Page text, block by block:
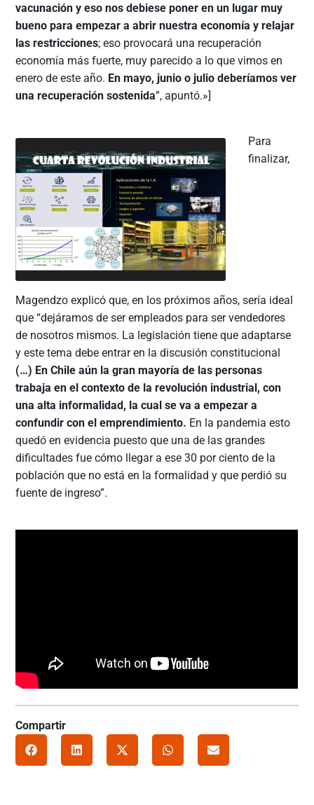
vacunación y eso nos debiese poner en un lugar muy
bueno para empezar a abrir nuestra economía y relajar
las restricciones; eso provocará una recuperación
economía más fuerte, muy parecido a lo que vimos en
enero de este año. En mayo, junio o julio deberíamos ver
una recuperación sostenida”, apuntó.»]
Para
finalizar,
Magendzo explicó que, en los próximos años, sería ideal
que “dejáramos de ser empleados para ser vendedores
de nosotros mismos. La legislación tiene que adaptarse
y este tema debe entrar en la discusión constitucional
(…) En Chile aún la gran mayoría de las personas
trabaja en el contexto de la revolución industrial, con
una alta informalidad, la cual se va a empezar a
confundir con el emprendimiento. En la pandemia esto
quedó en evidencia puesto que una de las grandes
dificultades fue cómo llegar a ese 30 por ciento de la
población que no está en la formalidad y que perdió su
fuente de ingreso”.
Compartir